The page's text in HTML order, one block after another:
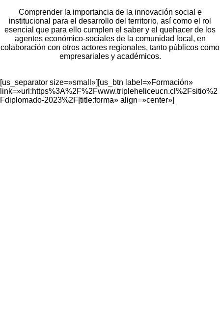
Comprender la importancia de la innovación social e
institucional para el desarrollo del territorio, así como el rol
esencial que para ello cumplen el saber y el quehacer de los
agentes económico-sociales de la comunidad local, en
colaboración con otros actores regionales, tanto públicos como
empresariales y académicos.
[us_separator size=»small»][us_btn label=»Formación»
link=»url:https%3A%2F%2Fwww.tripleheliceucn.cl%2Fsitio%2
Fdiplomado-2023%2F|title:forma» align=»center»]